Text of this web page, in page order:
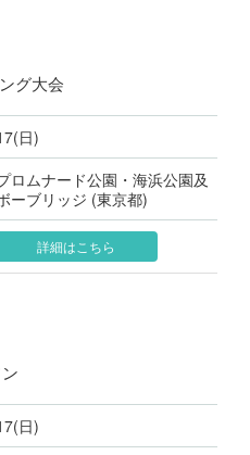
グ大会
日)
ロムナード公園・海浜公園及
ーブリッジ (東京都)
詳細はこちら
日)